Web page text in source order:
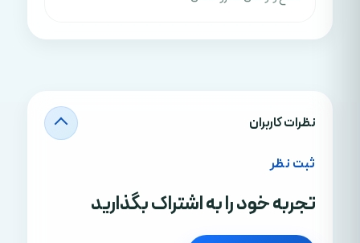
نظرات کاربران
ثبت نظر
تجربه خود را به اشتراک بگذارید